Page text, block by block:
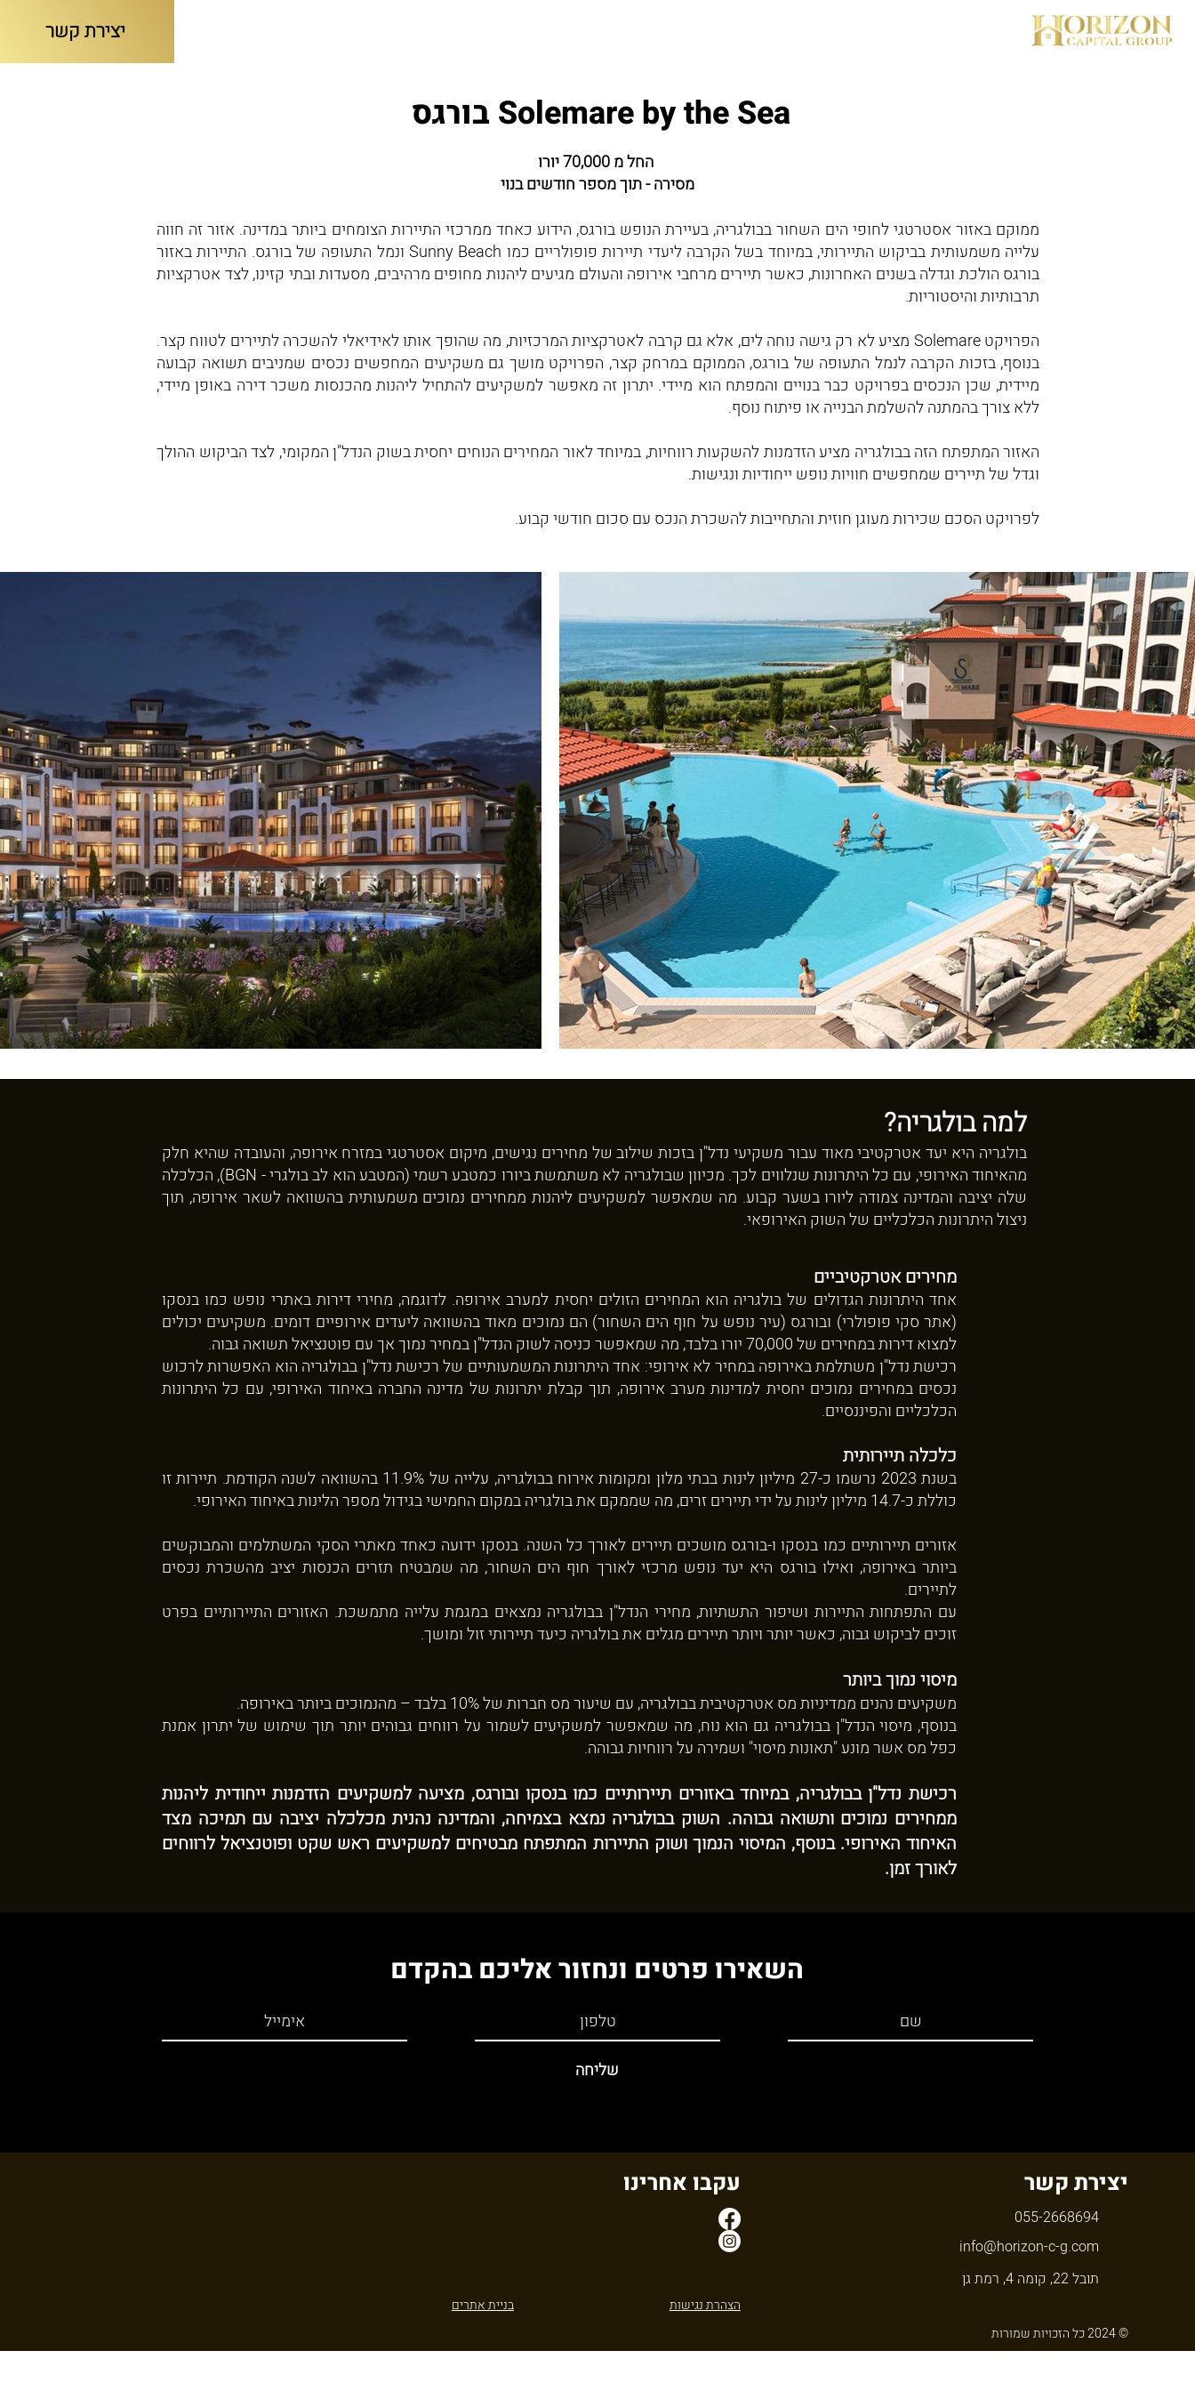
יצירת קשר
בורגס Solemare by the Sea
בורגס Solemare by the Sea
החל מ 70,000 יורו
מסירה - תוך מספר חודשים בנוי
ממוקם באזור אסטרטגי לחופי הים השחור בבולגריה, בעיירת הנופש בורגס, הידוע כאחד ממרכזי התיירות הצומחים ביותר במדינה. אזור זה חווה
עלייה משמעותית בביקוש התיירותי, במיוחד בשל הקרבה ליעדי תיירות פופולריים כמו Sunny Beach ונמל התעופה של בורגס. התיירות באזור
בורגס הולכת וגדלה בשנים האחרונות, כאשר תיירים מרחבי אירופה והעולם מגיעים ליהנות מחופים מרהיבים, מסעדות ובתי קזינו, לצד אטרקציות
תרבותיות והיסטוריות.
הפרויקט Solemare מציע לא רק גישה נוחה לים, אלא גם קרבה לאטרקציות המרכזיות, מה שהופך אותו לאידיאלי להשכרה לתיירים לטווח קצר.
בנוסף, בזכות הקרבה לנמל התעופה של בורגס, הממוקם במרחק קצר, הפרויקט מושך גם משקיעים המחפשים נכסים שמניבים תשואה קבועה
מיידית, שכן הנכסים בפרויקט כבר בנויים והמפתח הוא מיידי. יתרון זה מאפשר למשקיעים להתחיל ליהנות מהכנסות משכר דירה באופן מיידי,
ללא צורך בהמתנה להשלמת הבנייה או פיתוח נוסף.
האזור המתפתח הזה בבולגריה מציע הזדמנות להשקעות רווחיות, במיוחד לאור המחירים הנוחים יחסית בשוק הנדל"ן המקומי, לצד הביקוש ההולך
וגדל של תיירים שמחפשים חוויות נופש ייחודיות ונגישות.
לפרויקט הסכם שכירות מעוגן חוזית והתחייבות להשכרת הנכס עם סכום חודשי קבוע.
למה בולגריה?
בולגריה היא יעד אטרקטיבי מאוד עבור משקיעי נדל"ן בזכות שילוב של מחירים נגישים, מיקום אסטרטגי במזרח אירופה, והעובדה שהיא חלק
מהאיחוד האירופי, עם כל היתרונות שנלווים לכך. מכיוון שבולגריה לא משתמשת ביורו כמטבע רשמי (המטבע הוא לב בולגרי - BGN), הכלכלה
שלה יציבה והמדינה צמודה ליורו בשער קבוע. מה שמאפשר למשקיעים ליהנות ממחירים נמוכים משמעותית בהשוואה לשאר אירופה, תוך
ניצול היתרונות הכלכליים של השוק האירופאי.
מחירים אטרקטיביים
אחד היתרונות הגדולים של בולגריה הוא המחירים הזולים יחסית למערב אירופה. לדוגמה, מחירי דירות באתרי נופש כמו בנסקו
(אתר סקי פופולרי) ובורגס (עיר נופש על חוף הים השחור) הם נמוכים מאוד בהשוואה ליעדים אירופיים דומים. משקיעים יכולים
למצוא דירות במחירים של 70,000 יורו בלבד, מה שמאפשר כניסה לשוק הנדל"ן במחיר נמוך אך עם פוטנציאל תשואה גבוה.
רכישת נדל"ן משתלמת באירופה במחיר לא אירופי: אחד היתרונות המשמעותיים של רכישת נדל"ן בבולגריה הוא האפשרות לרכוש
נכסים במחירים נמוכים יחסית למדינות מערב אירופה, תוך קבלת יתרונות של מדינה החברה באיחוד האירופי, עם כל היתרונות
הכלכליים והפיננסיים.
כלכלה תיירותית
בשנת 2023 נרשמו כ-27 מיליון לינות בבתי מלון ומקומות אירוח בבולגריה, עלייה של 11.9% בהשוואה לשנה הקודמת. תיירות זו
כוללת כ-14.7 מיליון לינות על ידי תיירים זרים, מה שממקם את בולגריה במקום החמישי בגידול מספר הלינות באיחוד האירופי.
אזורים תיירותיים כמו בנסקו ו-בורגס מושכים תיירים לאורך כל השנה. בנסקו ידועה כאחד מאתרי הסקי המשתלמים והמבוקשים
ביותר באירופה, ואילו בורגס היא יעד נופש מרכזי לאורך חוף הים השחור, מה שמבטיח תזרים הכנסות יציב מהשכרת נכסים
לתיירים.
עם התפתחות התיירות ושיפור התשתיות, מחירי הנדל"ן בבולגריה נמצאים במגמת עלייה מתמשכת. האזורים התיירותיים בפרט
זוכים לביקוש גבוה, כאשר יותר ויותר תיירים מגלים את בולגריה כיעד תיירותי זול ומושך.
מיסוי נמוך ביותר
משקיעים נהנים ממדיניות מס אטרקטיבית בבולגריה, עם שיעור מס חברות של 10% בלבד – מהנמוכים ביותר באירופה.
בנוסף, מיסוי הנדל"ן בבולגריה גם הוא נוח, מה שמאפשר למשקיעים לשמור על רווחים גבוהים יותר תוך שימוש של יתרון אמנת
כפל מס אשר מונע "תאונות מיסוי" ושמירה על רווחיות גבוהה.
רכישת נדל"ן בבולגריה, במיוחד באזורים תיירותיים כמו בנסקו ובורגס, מציעה למשקיעים הזדמנות ייחודית ליהנות
ממחירים נמוכים ותשואה גבוהה. השוק בבולגריה נמצא בצמיחה, והמדינה נהנית מכלכלה יציבה עם תמיכה מצד
האיחוד האירופי. בנוסף, המיסוי הנמוך ושוק התיירות המתפתח מבטיחים למשקיעים ראש שקט ופוטנציאל לרווחים
לאורך זמן.
השאירו פרטים ונחזור אליכם בהקדם
שליחה
עקבו אחרינו
בניית אתרים הצהרת נגישות
יצירת קשר
055-2668694
info@horizon-c-g.com
תובל 22, קומה 4, רמת גן
© 2024 כל הזכויות שמורות